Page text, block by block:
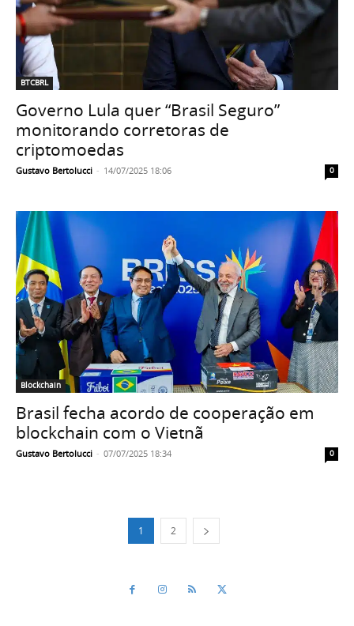
BTCBRL
Governo Lula quer “Brasil Seguro”
monitorando corretoras de
criptomoedas
Gustavo Bertolucci - 14/07/2025 18:06 0
Blockchain
Brasil fecha acordo de cooperação em
blockchain com o Vietnã
Gustavo Bertolucci - 07/07/2025 18:34 0
1 2